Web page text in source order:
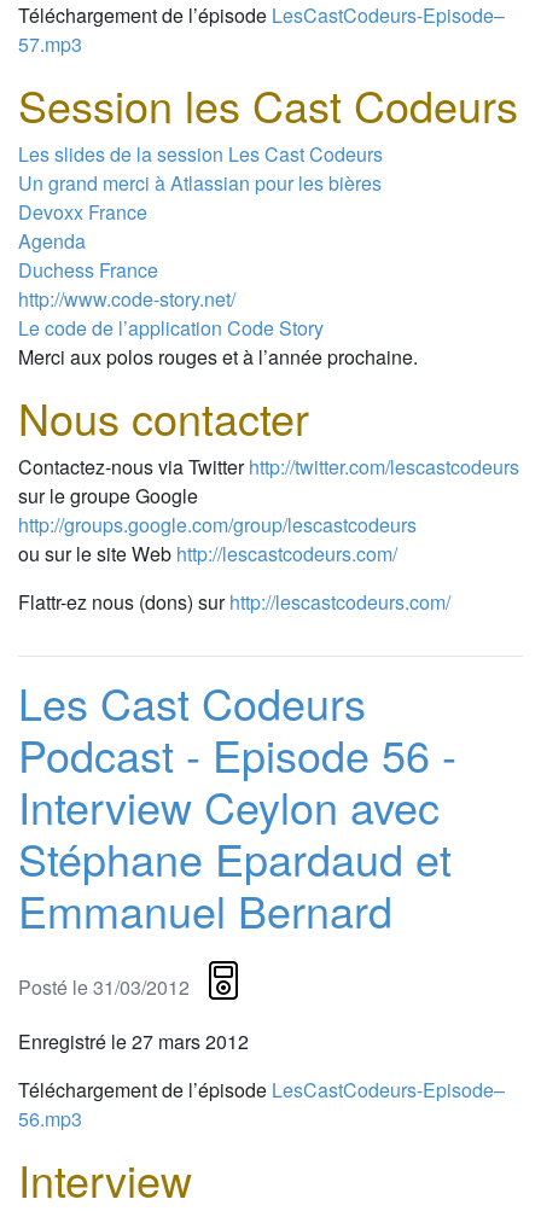
Téléchargement de l’épisode LesCastCodeurs-Episode–
57.mp3
Session les Cast Codeurs
Les slides de la session Les Cast Codeurs
Un grand merci à Atlassian pour les bières
Devoxx France
Agenda
Duchess France
http://www.code-story.net/
Le code de l’application Code Story
Merci aux polos rouges et à l’année prochaine.
Nous contacter
Contactez-nous via Twitterhttp://twitter.com/lescastcodeurs
sur le groupe Google
http://groups.google.com/group/lescastcodeurs
ou sur le site Web http://lescastcodeurs.com/
Flattr-ez nous (dons) surhttp://lescastcodeurs.com/
Les Cast Codeurs
Podcast - Episode 56 -
Interview Ceylon avec
Stéphane Epardaud et
Emmanuel Bernard
Posté le 31/03/2012
Enregistré le 27 mars 2012
Téléchargement de l’épisode LesCastCodeurs-Episode–
56.mp3
Interview